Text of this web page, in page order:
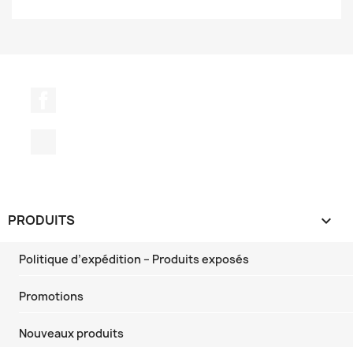
PRODUITS 
Politique d’expédition – Produits exposés
Promotions
Nouveaux produits